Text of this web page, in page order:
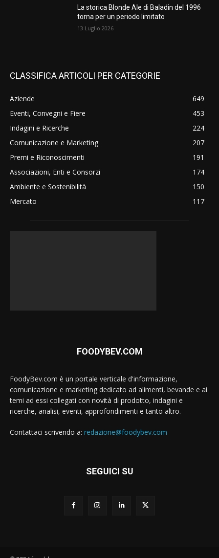
La storica Blonde Ale di Baladin del 1996
torna per un periodo limitato
13 Luglio 2026
CLASSIFICA ARTICOLI PER CATEGORIE
Aziende
649
Eventi, Convegni e Fiere
453
Indagini e Ricerche
224
Comunicazione e Marketing
207
Premi e Riconoscimenti
191
Associazioni, Enti e Consorzi
174
Ambiente e Sostenibilità
150
Mercato
117
FOODYBEV.COM
FoodyBev.com è un portale verticale d'informazione,
comunicazione e marketing dedicato ad alimenti, bevande e ai
temi ad essi collegati con novità di prodotto, indagini e
ricerche, analisi, eventi, approfondimenti e tanto altro.
Contattaci scrivendo a: redazione@foodybev.com
SEGUICI SU